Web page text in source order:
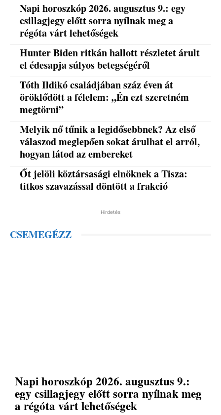
Napi horoszkóp 2026. augusztus 9.: egy
csillagjegy előtt sorra nyílnak meg a
régóta várt lehetőségek
Hunter Biden ritkán hallott részletet árult
el édesapja súlyos betegségéről
Tóth Ildikó családjában száz éven át
öröklődött a félelem: „Én ezt szeretném
megtörni”
Melyik nő tűnik a legidősebbnek? Az első
válaszod meglepően sokat árulhat el arról,
hogyan látod az embereket
Őt jelöli köztársasági elnöknek a Tisza:
titkos szavazással döntött a frakció
Hirdetés
CSEMEGÉZZ
Napi horoszkóp 2026. augusztus 9.:
egy csillagjegy előtt sorra nyílnak meg
a régóta várt lehetőségek